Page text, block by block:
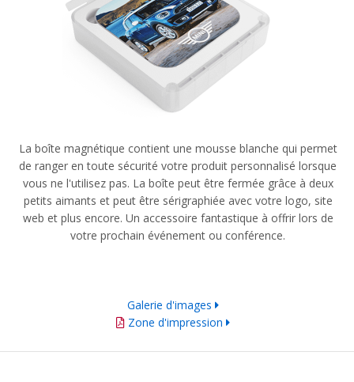
La boîte magnétique contient une mousse blanche qui permet
de ranger en toute sécurité votre produit personnalisé lorsque
vous ne l'utilisez pas. La boîte peut être fermée grâce à deux
petits aimants et peut être sérigraphiée avec votre logo, site
web et plus encore. Un accessoire fantastique à offrir lors de
votre prochain événement ou conférence.
Galerie d'images
Zone d'impression